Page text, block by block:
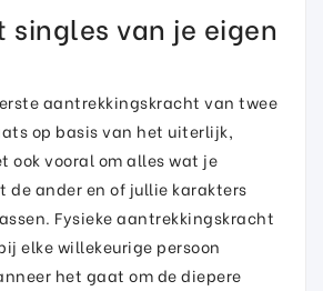
singles van je eigen
aantrekkingskracht van twee
op basis van het uiterlijk,
ook vooral om alles wat je
de ander en of jullie karakters
Fysieke aantrekkingskracht
elke willekeurige persoon
het gaat om de diepere